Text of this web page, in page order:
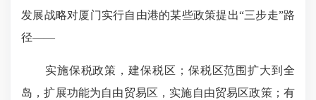
发展战略对厦门实行自由港的某些政策提出“三步走”路
径——
实施保税政策，建保税区；保税区范围扩大到全
岛，扩展功能为自由贸易区，实施自由贸易区政策；有